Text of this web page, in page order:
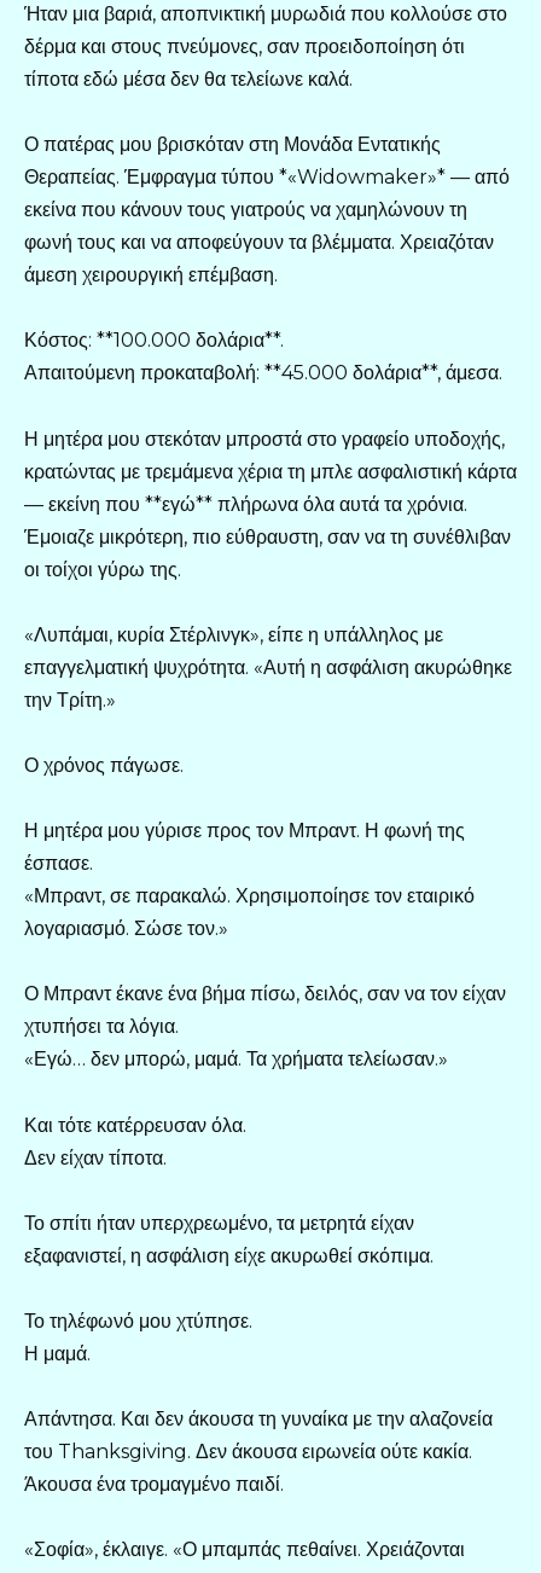
Ήταν μια βαριά, αποπνικτική μυρωδιά που κολλούσε στο
δέρμα και στους πνεύμονες, σαν προειδοποίηση ότι
τίποτα εδώ μέσα δεν θα τελείωνε καλά.
Ο πατέρας μου βρισκόταν στη Μονάδα Εντατικής
Θεραπείας. Έμφραγμα τύπου *«Widowmaker»* — από
εκείνα που κάνουν τους γιατρούς να χαμηλώνουν τη
φωνή τους και να αποφεύγουν τα βλέμματα. Χρειαζόταν
άμεση χειρουργική επέμβαση.
Κόστος: **100.000 δολάρια**.
Απαιτούμενη προκαταβολή: **45.000 δολάρια**, άμεσα.
Η μητέρα μου στεκόταν μπροστά στο γραφείο υποδοχής,
κρατώντας με τρεμάμενα χέρια τη μπλε ασφαλιστική κάρτα
— εκείνη που **εγώ** πλήρωνα όλα αυτά τα χρόνια.
Έμοιαζε μικρότερη, πιο εύθραυστη, σαν να τη συνέθλιβαν
οι τοίχοι γύρω της.
«Λυπάμαι, κυρία Στέρλινγκ», είπε η υπάλληλος με
επαγγελματική ψυχρότητα. «Αυτή η ασφάλιση ακυρώθηκε
την Τρίτη.»
Ο χρόνος πάγωσε.
Η μητέρα μου γύρισε προς τον Μπραντ. Η φωνή της
έσπασε.
«Μπραντ, σε παρακαλώ. Χρησιμοποίησε τον εταιρικό
λογαριασμό. Σώσε τον.»
Ο Μπραντ έκανε ένα βήμα πίσω, δειλός, σαν να τον είχαν
χτυπήσει τα λόγια.
«Εγώ… δεν μπορώ, μαμά. Τα χρήματα τελείωσαν.»
Και τότε κατέρρευσαν όλα.
Δεν είχαν τίποτα.
Το σπίτι ήταν υπερχρεωμένο, τα μετρητά είχαν
εξαφανιστεί, η ασφάλιση είχε ακυρωθεί σκόπιμα.
Το τηλέφωνό μου χτύπησε.
Η μαμά.
Απάντησα. Και δεν άκουσα τη γυναίκα με την αλαζονεία
του Thanksgiving. Δεν άκουσα ειρωνεία ούτε κακία.
Άκουσα ένα τρομαγμένο παιδί.
«Σοφία», έκλαιγε. «Ο μπαμπάς πεθαίνει. Χρειάζονται